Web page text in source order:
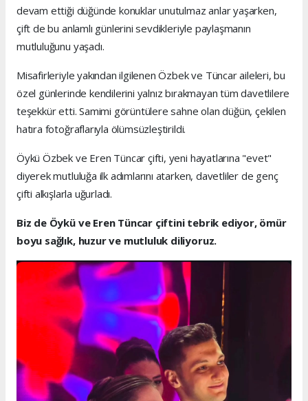
devam ettiği düğünde konuklar unutulmaz anlar yaşarken,
çift de bu anlamlı günlerini sevdikleriyle paylaşmanın
mutluluğunu yaşadı.
Misafirleriyle yakından ilgilenen Özbek ve Tüncar aileleri, bu
özel günlerinde kendilerini yalnız bırakmayan tüm davetlilere
teşekkür etti. Samimi görüntülere sahne olan düğün, çekilen
hatıra fotoğraflarıyla ölümsüzleştirildi.
Öykü Özbek ve Eren Tüncar çifti, yeni hayatlarına "evet"
diyerek mutluluğa ilk adımlarını atarken, davetliler de genç
çifti alkışlarla uğurladı.
Biz de Öykü ve Eren Tüncar çiftini tebrik ediyor, ömür
boyu sağlık, huzur ve mutluluk diliyoruz.